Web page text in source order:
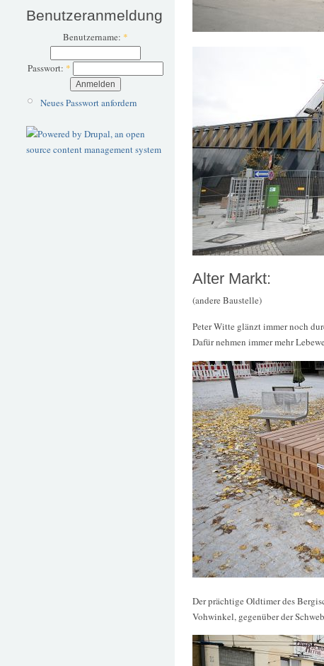
Benutzeranmeldung
Benutzername: *
Passwort: *
Neues Passwort anfordern
Alter Markt:
(andere Baustelle)
Peter Witte glänzt immer noch
Dafür nehmen immer mehr
Der prächtige Oldtimer des
Vohwinkel, gegenüber der